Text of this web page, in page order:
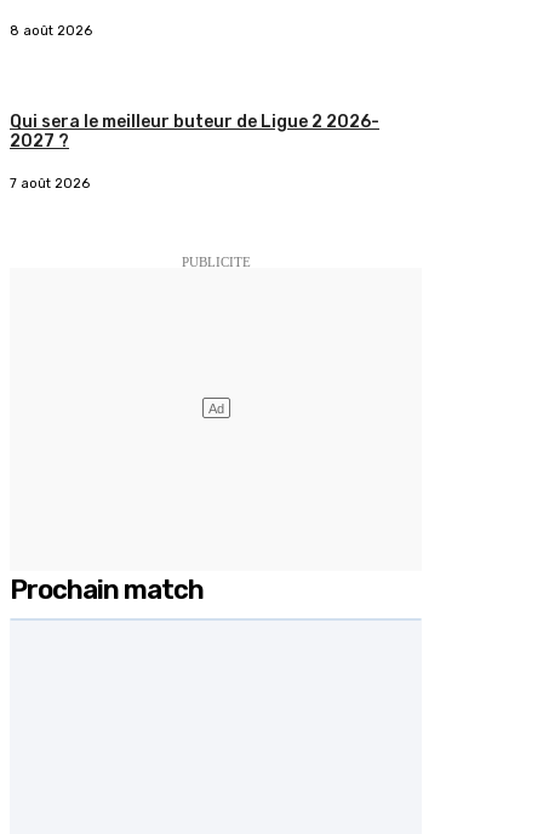
8 août 2026
Qui sera le meilleur buteur de Ligue 2 2026-
2027 ?
7 août 2026
Prochain match